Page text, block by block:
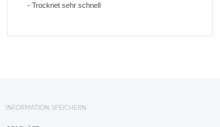
- Trocknet sehr schnell
INFORMATION SPEICHERN